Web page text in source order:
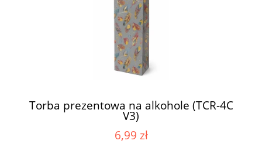
Torba prezentowa na alkohole (TCR-4C
V3)
6,99 zł